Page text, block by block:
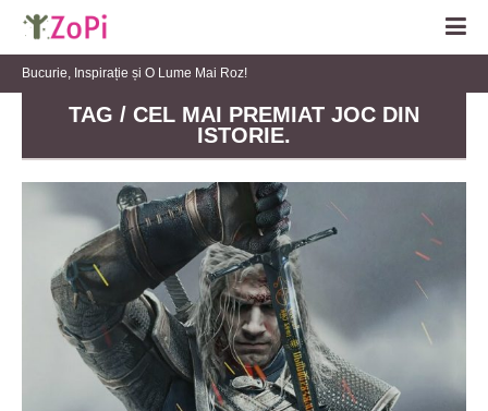
Bucurie, Inspirație și O Lume Mai Roz!
TAG / CEL MAI PREMIAT JOC DIN
ISTORIE.